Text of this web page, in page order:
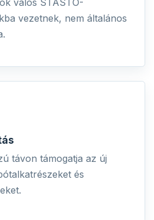
vezetnek, nem általános
távon támogatja az új
és